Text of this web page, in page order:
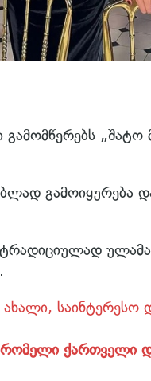
„შატო
გამოიყურება
საინტერესო
ქართველი